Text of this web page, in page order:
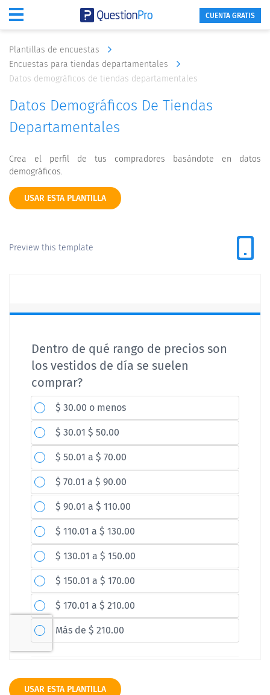
CUENTA GRATIS
Plantillas de encuestas
Encuestas para tiendas departamentales
Datos demográficos de tiendas departamentales
Datos Demográficos De Tiendas
Departamentales
Crea el perfil de tus compradores basándote en datos
demográficos.
USAR ESTA PLANTILLA
Preview this template
USAR ESTA PLANTILLA